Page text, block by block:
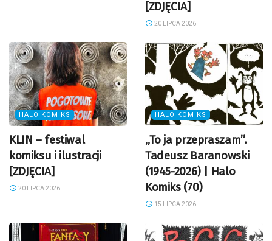
[ZDJĘCIA]
20 LIPCA 2026
HALO KOMIKS
KLIN – festiwal
komiksu i ilustracji
[ZDJĘCIA]
20 LIPCA 2026
HALO KOMIKS
„To ja przepraszam”.
Tadeusz Baranowski
(1945-2026) | Halo
Komiks (70)
15 LIPCA 2026